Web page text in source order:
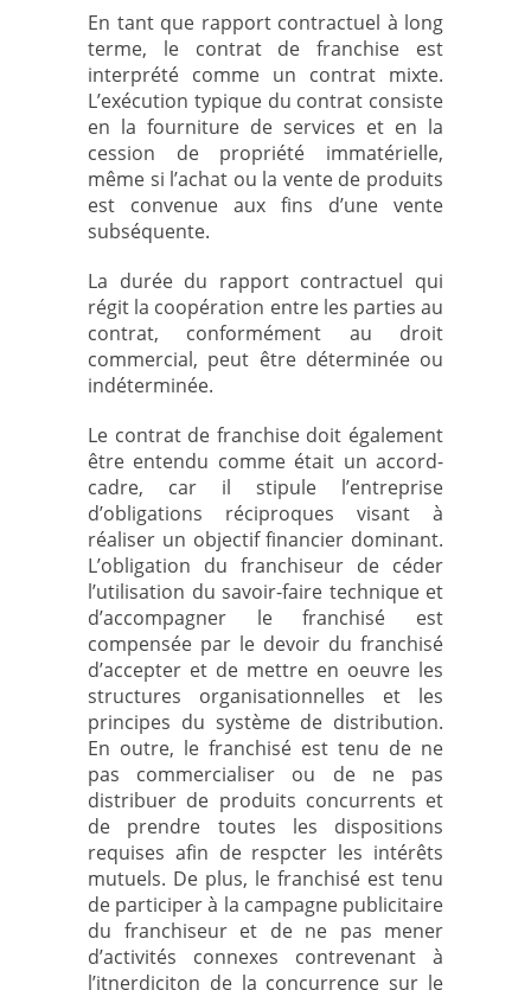
En tant que rapport contractuel à long
terme, le contrat de franchise est
interprété comme un contrat mixte.
L’exécution typique du contrat consiste
en la fourniture de services et en la
cession de propriété immatérielle,
même si l’achat ou la vente de produits
est convenue aux fins d’une vente
subséquente.
La durée du rapport contractuel qui
régit la coopération entre les parties au
contrat, conformément au droit
commercial, peut être déterminée ou
indéterminée.
Le contrat de franchise doit également
être entendu comme était un accord-
cadre, car il stipule l’entreprise
d’obligations réciproques visant à
réaliser un objectif financier dominant.
L’obligation du franchiseur de céder
l’utilisation du savoir-faire technique et
d’accompagner le franchisé est
compensée par le devoir du franchisé
d’accepter et de mettre en oeuvre les
structures organisationnelles et les
principes du système de distribution.
En outre, le franchisé est tenu de ne
pas commercialiser ou de ne pas
distribuer de produits concurrents et
de prendre toutes les dispositions
requises afin de respcter les intérêts
mutuels. De plus, le franchisé est tenu
de participer à la campagne publicitaire
du franchiseur et de ne pas mener
d’activités connexes contrevenant à
l’itnerdiciton de la concurrence sur le